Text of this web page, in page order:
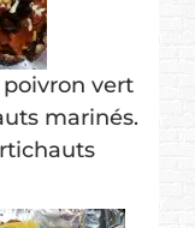
vert
marinés.